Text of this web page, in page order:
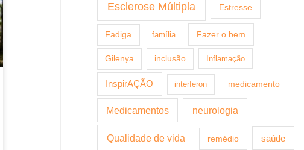
Esclerose Múltipla Estresse
Fadiga família Fazer o bem
Gilenya inclusão Inflamação
InspirAÇÃO interferon medicamento
Medicamentos neurologia
Qualidade de vida remédio saúde